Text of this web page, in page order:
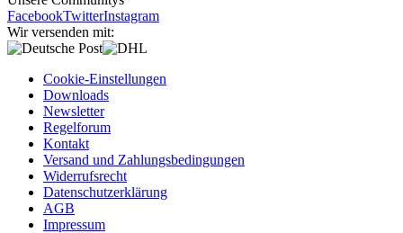
FacebookTwitterInstagram
Wir versenden mit:
Cookie-Einstellungen
Downloads
Newsletter
Regelforum
Kontakt
Versand und Zahlungsbedingungen
Widerrufsrecht
Datenschutzerklärung
AGB
Impressum